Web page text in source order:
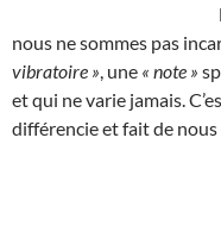
nous ne sommes pas
vibratoire » , une « note »
et qui ne varie jamais.
différencie et fait de